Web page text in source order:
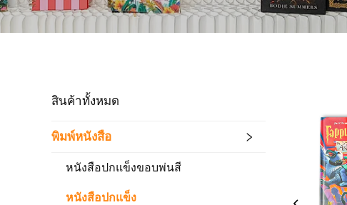
สินค้าทั้งหมด
พิมพ์หนังสือ
หนังสือปกแข็งขอบพ่นสี
หนังสือปกแข็ง